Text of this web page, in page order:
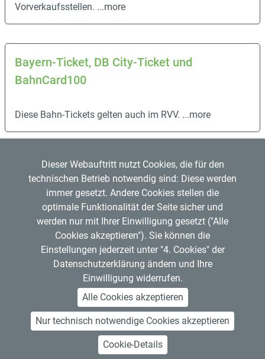
Vorverkaufsstellen. ...more
Bayern-Ticket, DB City-Ticket und
BahnCard100
Diese Bahn-Tickets gelten auch im RVV. ...more
Regensburger Verkehrsverbund GmbH
VDV
Copyright © 2026 RVV
RVV-Kundenzentrum
Hemauerstr. 1, 93047 Regensburg
About UsContact UsLegal NoticePrivacy Policy
GDPR Art. 13 Information RequirementsAccessibility
Job Offers
Dieser Webauftritt nutzt Cookies, die für den
technischen Betrieb notwendig sind: Diese werden
immer gesetzt. Andere Cookies stellen die
optimale Funktionalität der Seite sicher und
werden nur mit Ihrer Einwilligung gesetzt ("Alle
Cookies akzeptieren"). Sie können die
Einstellungen jederzeit unter "4. Cookies" der
Datenschutzerklärung ändern und Ihre
Einwilligung widerrufen.
Alle Cookies akzeptieren
Nur technisch notwendige Cookies akzeptieren
Cookie-Details